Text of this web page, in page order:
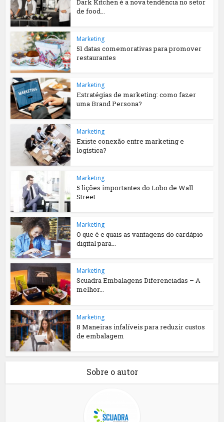
Dark Kitchen é a nova tendência no setor
de food...
Marketing
51 datas comemorativas para promover
restaurantes
Marketing
Estratégias de marketing: como fazer
uma Brand Persona?
Marketing
Existe conexão entre marketing e
logística?
Marketing
5 lições importantes do Lobo de Wall
Street
Marketing
O que é e quais as vantagens do cardápio
digital para...
Marketing
Scuadra Embalagens Diferenciadas – A
melhor...
Marketing
8 Maneiras infalíveis para reduzir custos
de embalagem
Sobre o autor